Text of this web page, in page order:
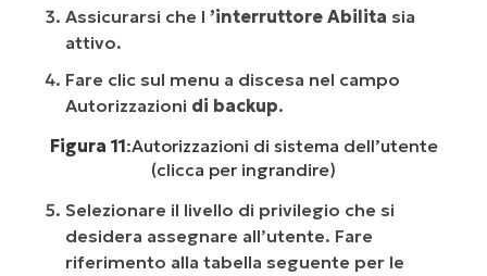
Assicurarsi che l ’interruttore Abilita sia
attivo.
Fare clic sul menu a discesa nel campo
Autorizzazioni di backup.
Figura 11:Autorizzazioni di sistema dell’utente
(clicca per ingrandire)
Selezionare il livello di privilegio che si
desidera assegnare all’utente. Fare
riferimento alla tabella seguente per le